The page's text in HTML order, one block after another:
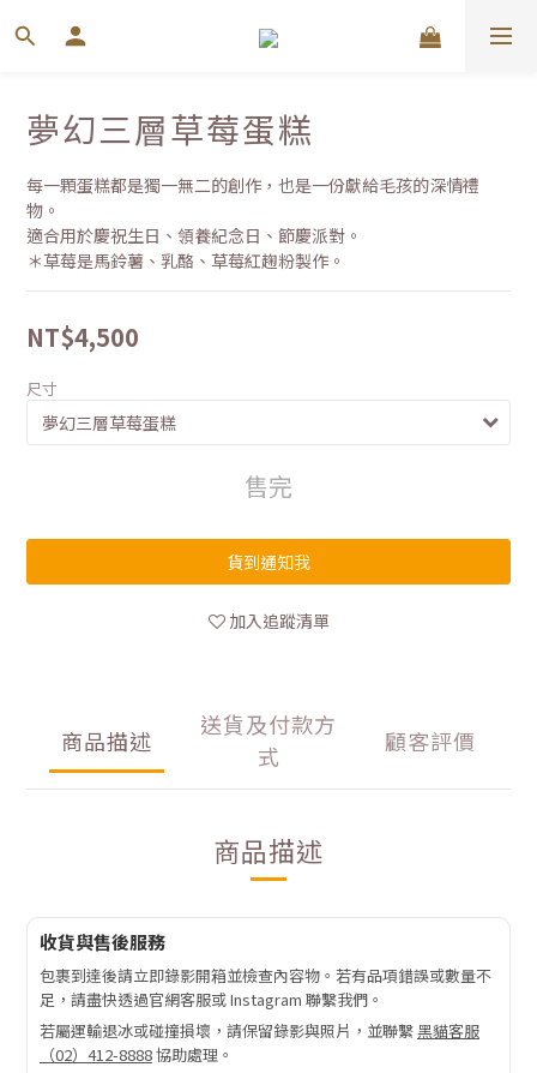
夢幻三層草莓蛋糕
每一顆蛋糕都是獨一無二的創作，也是一份獻給毛孩的深情禮
物。
適合用於慶祝生日、領養紀念日、節慶派對。
＊草莓是馬鈴薯、乳酪、草莓紅趜粉製作。
NT$4,500
尺寸
售完
貨到通知我
加入追蹤清單
商品描述
送貨及付款方
式
顧客評價
商品描述
收貨與售後服務
包裹到達後請立即錄影開箱並檢查內容物。若有品項錯誤或數量不
足，請盡快透過官網客服或 Instagram 聯繫我們。
若屬運輸退冰或碰撞損壞，請保留錄影與照片，並聯繫黑貓客服
（02）412-8888協助處理。